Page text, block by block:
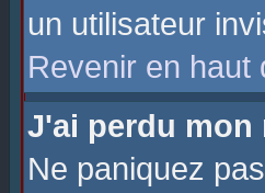
un utilisateur
Revenir en haut
J'ai perdu mon
Ne paniquez